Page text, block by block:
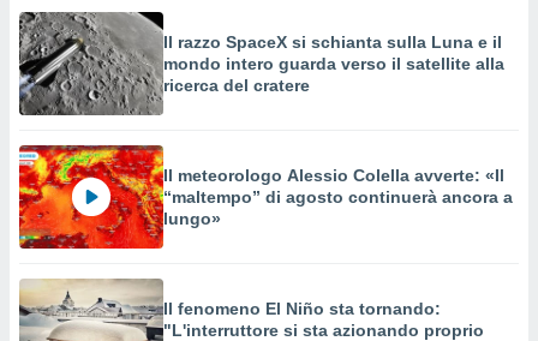
Il razzo SpaceX si schianta sulla Luna e il
mondo intero guarda verso il satellite alla
ricerca del cratere
Il meteorologo Alessio Colella avverte: «Il
“maltempo” di agosto continuerà ancora a
lungo»
Il fenomeno El Niño sta tornando:
"L'interruttore si sta azionando proprio